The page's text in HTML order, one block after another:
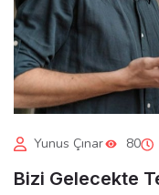
Yunus Çınar 80
Bizi Gelecekte